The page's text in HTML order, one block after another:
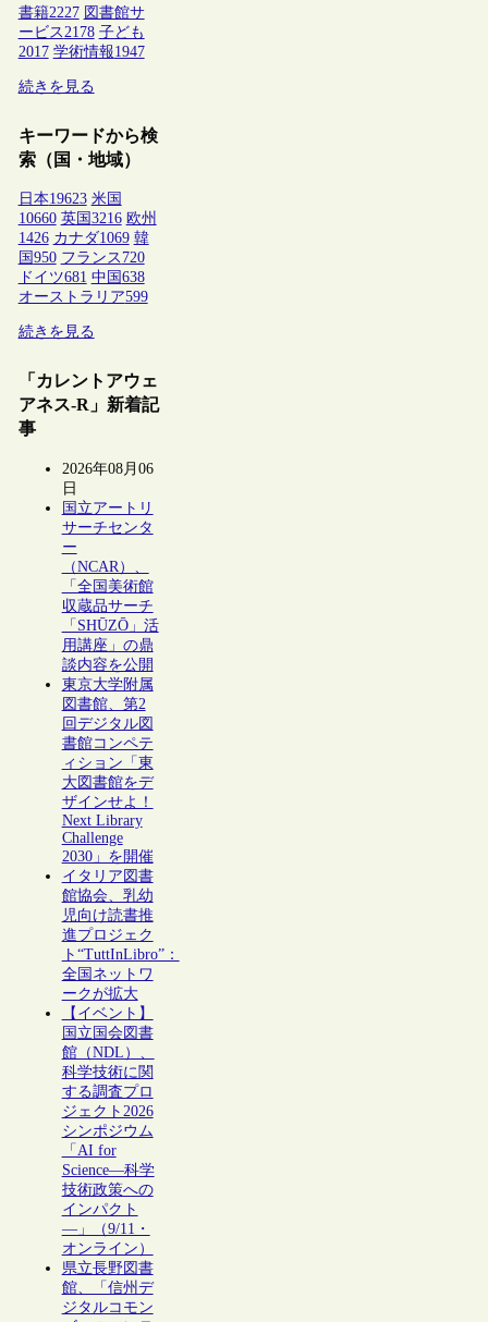
書籍2227 図書館サ
ービス 2178 子ども
2017 学術情報1947
続きを見る
キーワードから検
索（国・地域）
日本19623 米国
10660 英国 3216 欧州
1426 カナダ1069 韓
国 950 フランス 720
ドイツ681 中国 638
オーストラリア599
続きを見る
「カレントアウェ
アネス-R」新着記
事
2026年08月06
日
国立アートリ
サーチセンタ
ー
（NCAR）、
「全国美術館
収蔵品サーチ
「SHŪZŌ」活
用講座」の鼎
談内容を公開
東京大学附属
図書館、第2
回デジタル図
書館コンペテ
ィション「東
大図書館をデ
ザインせよ！
Next Library
Challenge
2030」を開催
イタリア図書
館協会、乳幼
児向け読書推
進プロジェク
ト“TuttInLibro”：
全国ネットワ
ークが拡大
【イベント】
国立国会図書
館（NDL）、
科学技術に関
する調査プロ
ジェクト2026
シンポジウム
「AI for
Science―科学
技術政策への
インパクト
―」（9/11・
オンライン）
県立長野図書
館、「信州デ
ジタルコモン